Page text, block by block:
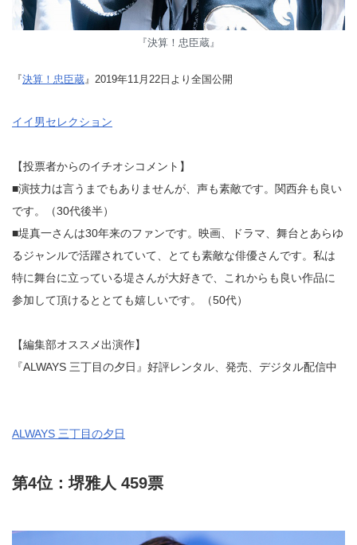
『決算！忠臣蔵』
『決算！忠臣蔵』2019年11月22日より全国公開
イイ男セレクション
【投票者からのイチオシコメント】
■演技力は言うまでもありませんが、声も素敵です。関西弁も良い
です。（30代後半）
■堤真一さんは30年来のファンです。映画、ドラマ、舞台とあらゆ
るジャンルで活躍されていて、とても素敵な俳優さんです。私は
特に舞台に立っている堤さんが大好きで、これからも良い作品に
参加して頂けるととても嬉しいです。（50代）
【編集部オススメ出演作】
『ALWAYS 三丁目の夕日』好評レンタル、発売、デジタル配信中
ALWAYS 三丁目の夕日
第4位：堺雅人 459票